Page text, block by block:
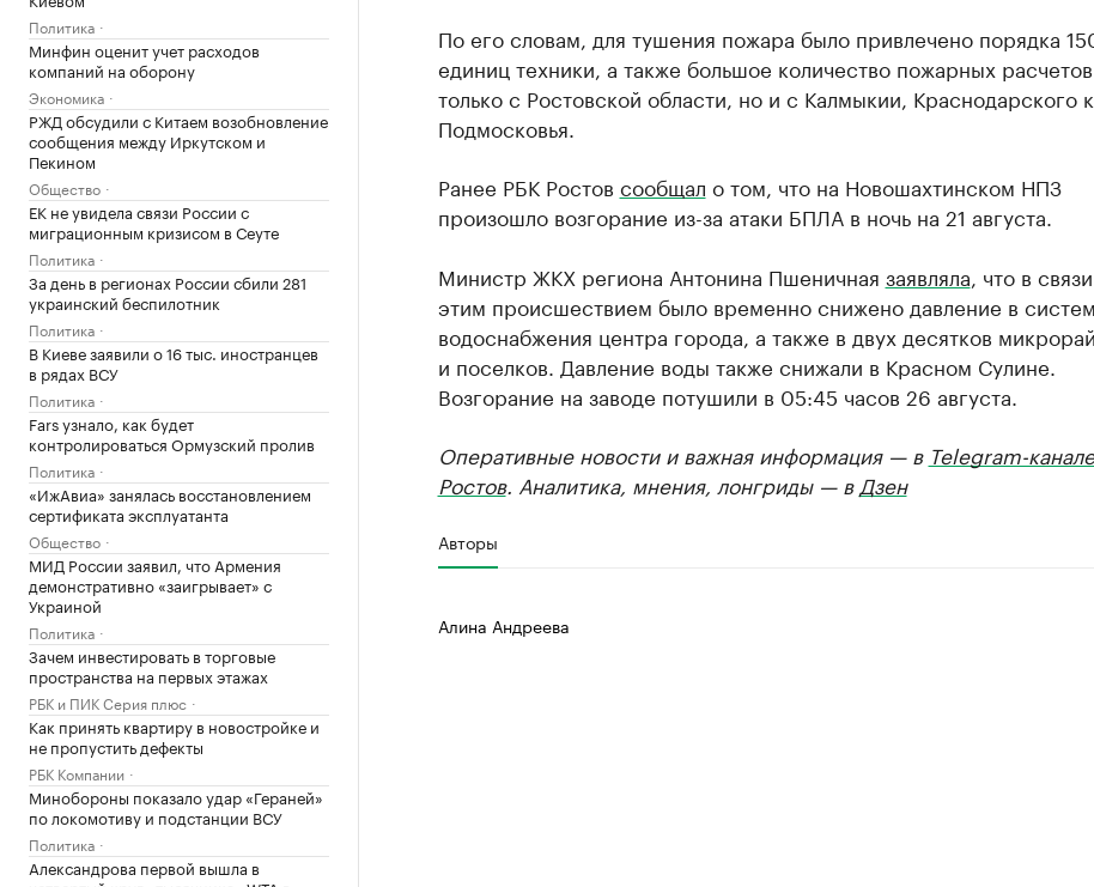
Политика
Минфин оценит учет расходов
компаний на оборону
Экономика
РЖД обсудили с Китаем возобновление
сообщения между Иркутском и
Пекином
Общество
ЕК не увидела связи России с
миграционным кризисом в Сеуте
Политика
За день в регионах России сбили 281
украинский беспилотник
Политика
В Киеве заявили о 16 тыс. иностранцев
в рядах ВСУ
Политика
Fars узнало, как будет
контролироваться Ормузский пролив
Политика
«ИжАвиа» занялась восстановлением
сертификата эксплуатанта
Общество
МИД России заявил, что Армения
демонстративно «заигрывает» с
Украиной
Политика
Зачем инвестировать в торговые
пространства на первых этажах
РБК и ПИК Серия плюс
Как принять квартиру в новостройке и
не пропустить дефекты
РБК Компании
Минобороны показало удар «Гераней»
по локомотиву и подстанции ВСУ
Политика
Александрова первой вышла в
По его словам, для тушения пожара было привлечено порядка
единиц техники, а также большое количество пожарных
только с Ростовской области, но и с Калмыкии, Краснодарского
Подмосковья.
Ранее РБК Ростов сообщал о том, что на Новошахтинском НПЗ
произошло возгорание из-за атаки БПЛА в ночь на 21 августа.
Министр ЖКХ региона Антонина Пшеничная заявляла , что в
этим происшествием было временно снижено давление в
водоснабжения центра города, а также в двух десятков
и поселков. Давление воды также снижали в Красном Сулине.
Возгорание на заводе потушили в 05:45 часов 26 августа.
Оперативные новости и важная информация — в Telegram-
Ростов. Аналитика, мнения, лонгриды — в Дзен
Авторы
Алина Андреева